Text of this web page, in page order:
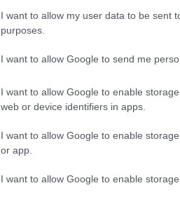
I want to allow my user data to be sent
purposes.
I want to allow Google to send me
I want to allow Google to enable
web or device identifiers in apps.
I want to allow Google to enable
or app.
I want to allow Google to enable